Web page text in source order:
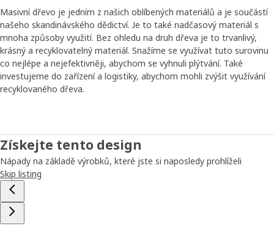
Masivní dřevo je jedním z našich oblíbených materiálů a je součástí
našeho skandinávského dědictví. Je to také nadčasový materiál s
mnoha způsoby využití. Bez ohledu na druh dřeva je to trvanlivý,
krásný a recyklovatelný materiál. Snažíme se využívat tuto surovinu
co nejlépe a nejefektivněji, abychom se vyhnuli plýtvání. Také
investujeme do zařízení a logistiky, abychom mohli zvýšit využívání
recyklovaného dřeva.
Získejte tento design
Nápady na základě výrobků, které jste si naposledy prohlíželi
Skip listing